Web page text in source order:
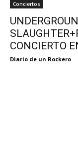
Conciertos
CONCIERTO
Diario de un Rockero -